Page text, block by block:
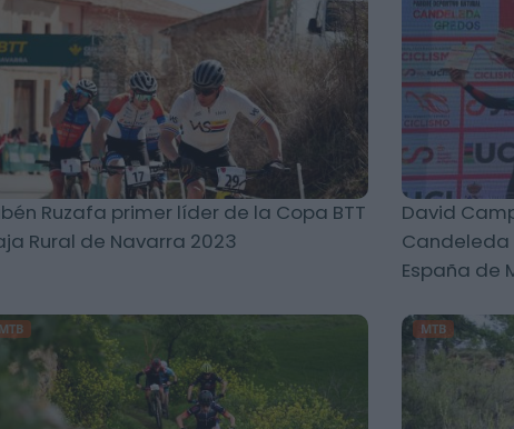
Ruzafa primer líder de la Copa BTT
Rural de Navarra 2023
David
España de
MTB MTB